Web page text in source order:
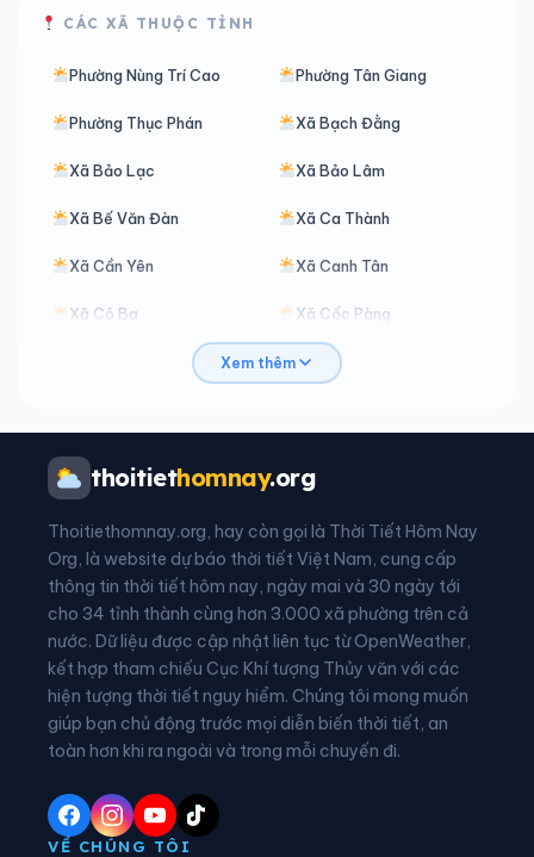
CÁC XÃ THUỘC TỈNH
Phường Nùng Trí Cao Phường Tân Giang
Phường Thục Phán Xã Bạch Đằng
Xã Bảo Lạc Xã Bảo Lâm
Xã Bế Văn Đàn Xã Ca Thành
Xã Cần Yên Xã Canh Tân
Xã Cô Ba Xã Cốc Pàng
Xã Đình Phong
Xã Đông Khê
Xã Hạ Lang
Xã Hạnh Phúc Xã Hòa An
Xã Hưng Đạo Xã Huy Giáp
Xã Khánh Xuân Xã Kim Đồng
Xã Lý Bôn Xã Lý Quốc
Xã Minh Khai Xã Minh Tâm
Xã Nam Quang
Xã Nguyên Bình
Xem thêm
thoitiethomnay.org
Thoitiethomnay.org, hay còn gọi là Thời Tiết Hôm Nay
Org, là website dự báo thời tiết Việt Nam, cung cấp
thông tin thời tiết hôm nay, ngày mai và 30 ngày tới
cho 34 tỉnh thành cùng hơn 3.000 xã phường trên cả
nước. Dữ liệu được cập nhật liên tục từ OpenWeather,
kết hợp tham chiếu Cục Khí tượng Thủy văn với các
hiện tượng thời tiết nguy hiểm. Chúng tôi mong muốn
giúp bạn chủ động trước mọi diễn biến thời tiết, an
toàn hơn khi ra ngoài và trong mỗi chuyến đi.
VỀ CHÚNG TÔI